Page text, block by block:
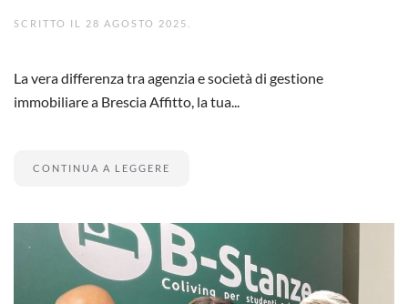
SCRITTO IL 28 AGOSTO 2025
La vera differenza tra agenzia e società di gestione
immobiliare a Brescia Affitto, la tua...
CONTINUA A LEGGERE